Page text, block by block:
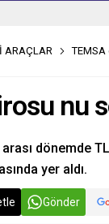
ARAÇLAR TEMSA
nu
dönemde
yer aldı.
Gönder